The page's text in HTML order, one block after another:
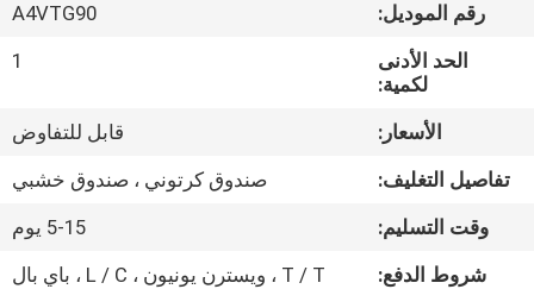
جولة
المعمل
مراقبة
الجودة
رقم الموديل:
A4VTG90
الحد الأدنى
لكمية:
1
الأسعار:
قابل للتفاوض
تفاصيل التغليف:
صندوق كرتوني ، صندوق خشبي
وقت التسليم:
5-15 يوم
شروط الدفع:
T / T ، ويسترن يونيون ، L / C ، باي بال